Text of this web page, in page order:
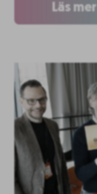
Läs mer